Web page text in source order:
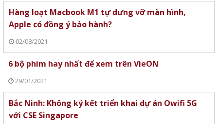
Hàng loạt Macbook M1 tự dưng vỡ màn hình,
Apple có đồng ý bảo hành?
02/08/2021
6 bộ phim hay nhất để xem trên VieON
29/01/2021
Bắc Ninh: Không ký kết triển khai dự án Owifi 5G
với CSE Singapore